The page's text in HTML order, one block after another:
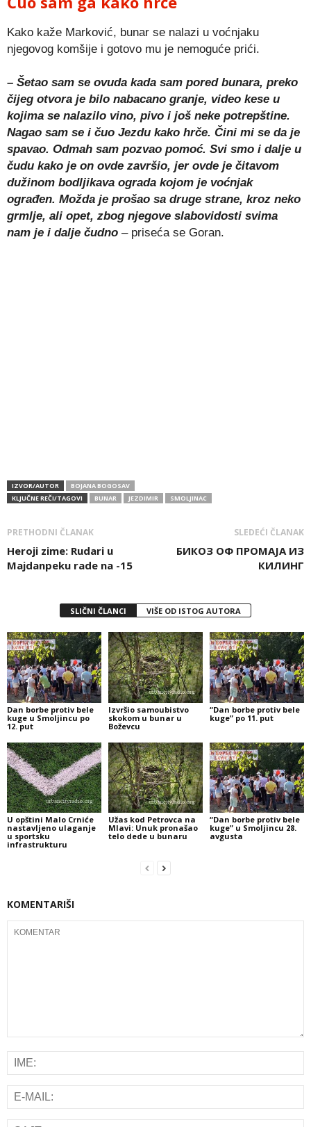
Kako kaže Marković, bunar se nalazi u voćnjaku
njegovog komšije i gotovo mu je nemoguće prići.
– Šetao sam se ovuda kada sam pored bunara, preko
čijeg otvora je bilo nabacano granje, video kese u
kojima se nalazilo vino, pivo i još neke potrepštine.
Nagao sam se i čuo Jezdu kako hrče. Čini mi se da je
spavao. Odmah sam pozvao pomoć. Svi smo i dalje u
čudu kako je on ovde završio, jer ovde je čitavom
dužinom bodljikava ograda kojom je voćnjak
ograđen. Možda je prošao sa druge strane, kroz neko
grmlje, ali opet, zbog njegove slabovidosti svima
nam je i dalje čudno – priseća se Goran.
IZVOR/AUTOR
BOJANA BOGOSAV
KLJUČNE REČI/TAGOVI
BUNAR JEZDIMIR SMOLJINAC
PRETHODNI ČLANAK
Heroji zime: Rudari u
Majdanpeku rade na -15
SLEDEĆI ČLANAK
БИКОЗ ОФ ПРОМАЈА ИЗ
КИЛИНГ
SLIČNI ČLANCI VIŠE OD ISTOG AUTORA
Dan borbe protiv bele
kuge u Smoljincu po
12. put
Izvršio samoubistvo
skokom u bunar u
Boževcu
“Dan borbe protiv bele
kuge” po 11. put
U opštini Malo Crniće
nastavljeno ulaganje
u sportsku
infrastrukturu
Užas kod Petrovca na
Mlavi: Unuk pronašao
telo dede u bunaru
“Dan borbe protiv bele
kuge” u Smoljincu 28.
avgusta
KOMENTARIŠI